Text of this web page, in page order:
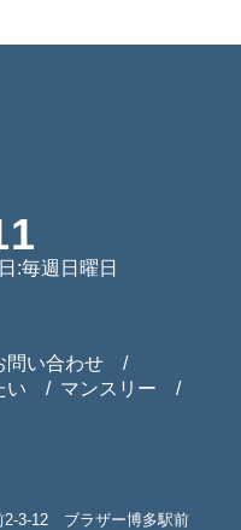
:毎週日曜日
問い合わせ
い
マンスリー
3-12 ブラザー博多駅前